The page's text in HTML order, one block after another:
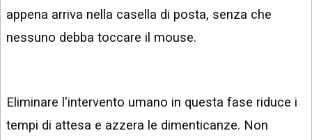
STRUMENTI
WEB
appena arriva nella casella di posta, senza che
nessuno debba toccare il mouse.
Eliminare l'intervento umano in questa fase riduce i
tempi di attesa e azzera le dimenticanze. Non